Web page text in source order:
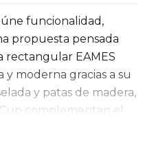
funcionalidad,
propuesta pensada
rectangular EAMES
moderna gracias a su
y patas de madera,
complementan el
sólida y un diseño